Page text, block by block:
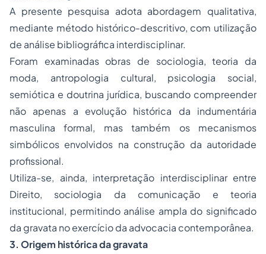
A presente pesquisa adota abordagem qualitativa,
mediante método histórico-descritivo, com utilização
de análise bibliográfica interdisciplinar.
Foram examinadas obras de sociologia, teoria da
moda, antropologia cultural, psicologia social,
semiótica e doutrina jurídica, buscando compreender
não apenas a evolução histórica da indumentária
masculina formal, mas também os mecanismos
simbólicos envolvidos na construção da autoridade
profissional.
Utiliza-se, ainda, interpretação interdisciplinar entre
Direito, sociologia da comunicação e teoria
institucional, permitindo análise ampla do significado
da gravata no exercício da advocacia contemporânea.
3. Origem histórica da gravata